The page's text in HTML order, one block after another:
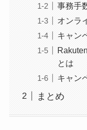
事務手
オンラ
キャン
とは
キャン
まとめ